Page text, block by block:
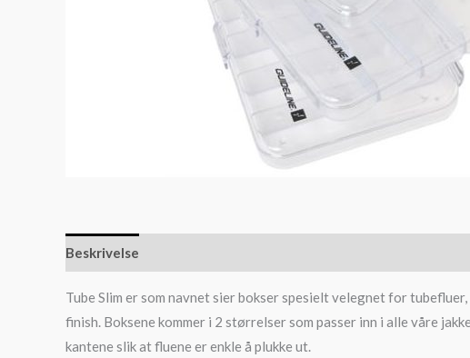
Beskrivelse
Tube Slim er som navnet sier bokser spesielt velegnet for
finish. Boksene kommer i 2 størrelser som passer inn i alle våre
kantene slik at fluene er enkle å plukke ut.